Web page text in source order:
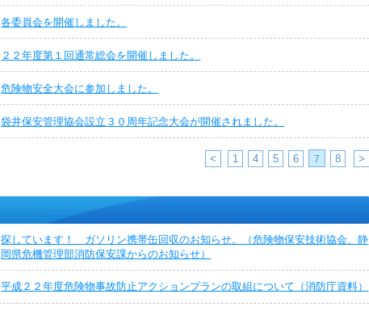
各委員会を開催しました。
２２年度第１回通常総会を開催しました。
危険物安全大会に参加しました。
袋井保安管理協会設立３０周年記念大会が開催されました。
< 1 4 5 6 7 8 >
探しています！ ガソリン携帯缶回収のお知らせ。（危険物保安技術協会、静
岡県危機管理部消防保安課からのお知らせ）
平成２２年度危険物事故防止アクションプランの取組について（消防庁資料）